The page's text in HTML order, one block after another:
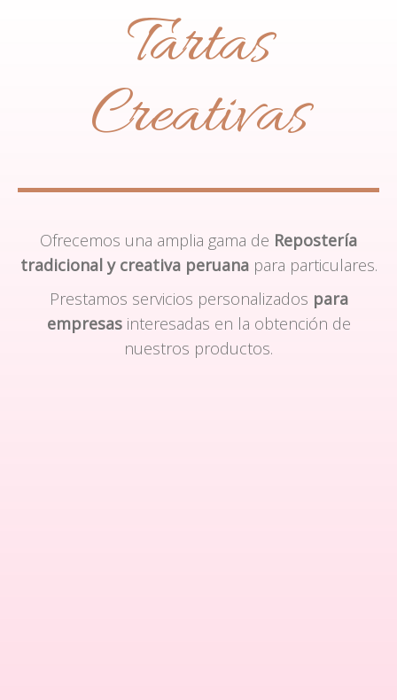
Tartas
Creativas
Ofrecemos una amplia gama de Repostería
tradicional y creativa peruanapara particulares.
Prestamos servicios personalizados para
empresasinteresadas en la obtención de
nuestros productos.